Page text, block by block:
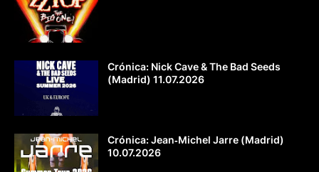
Crónica: Nick Cave & The Bad Seeds
(Madrid) 11.07.2026
Crónica: Jean‐Michel Jarre (Madrid)
10.07.2026